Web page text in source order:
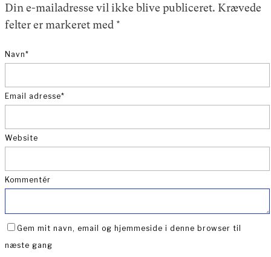
Din e-mailadresse vil ikke blive publiceret. Krævede
felter er markeret med *
Navn*
Email adresse*
Website
Kommentér
Gem mit navn, email og hjemmeside i denne browser til
næste gang